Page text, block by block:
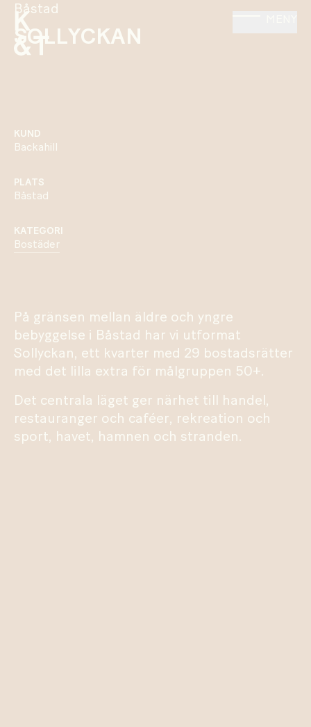
Båstad
SOLLYCKAN
KUND
Backahill
PLATS
Båstad
KATEGORI
Bostäder
På gränsen mellan äldre och yngre
bebyggelse i Båstad har vi utformat
Sollyckan, ett kvarter med 29 bostadsrätter
med det lilla extra för målgruppen 50+.
Det centrala läget ger närhet till handel,
restauranger och caféer, rekreation och
sport, havet, hamnen och stranden.